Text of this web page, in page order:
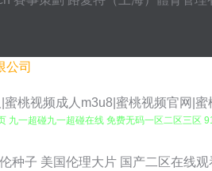
公司
桃视频成人m3u8|蜜桃视频官网|
一超碰九一超碰在线 免费无码一区二区三区
种子 美国伦理大片 国产二区在线观